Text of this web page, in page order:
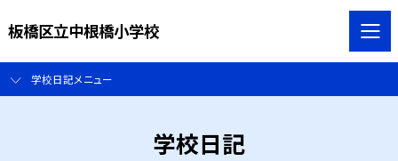
板橋区立中根橋小学校
学校日記メニュー
学校日記